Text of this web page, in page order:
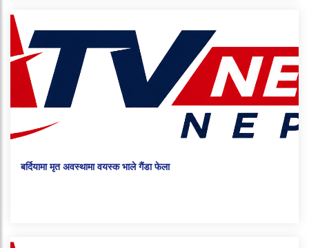
बर्दियामा मृत अवस्थामा वयस्क भाले गैंडा फेला